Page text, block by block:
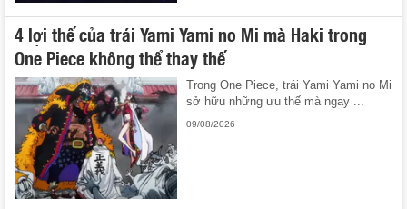
4 lợi thế của trái Yami Yami no Mi mà Haki trong
One Piece không thể thay thế
Trong One Piece, trái Yami Yami no Mi
sở hữu những ưu thế mà ngay ...
09/08/2026